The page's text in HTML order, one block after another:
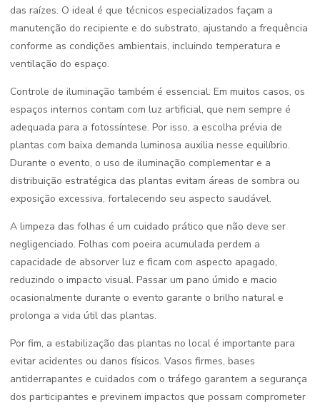
das raízes. O ideal é que técnicos especializados façam a
manutenção do recipiente e do substrato, ajustando a frequência
conforme as condições ambientais, incluindo temperatura e
ventilação do espaço.
Controle de iluminação também é essencial. Em muitos casos, os
espaços internos contam com luz artificial, que nem sempre é
adequada para a fotossíntese. Por isso, a escolha prévia de
plantas com baixa demanda luminosa auxilia nesse equilíbrio.
Durante o evento, o uso de iluminação complementar e a
distribuição estratégica das plantas evitam áreas de sombra ou
exposição excessiva, fortalecendo seu aspecto saudável.
A limpeza das folhas é um cuidado prático que não deve ser
negligenciado. Folhas com poeira acumulada perdem a
capacidade de absorver luz e ficam com aspecto apagado,
reduzindo o impacto visual. Passar um pano úmido e macio
ocasionalmente durante o evento garante o brilho natural e
prolonga a vida útil das plantas.
Por fim, a estabilização das plantas no local é importante para
evitar acidentes ou danos físicos. Vasos firmes, bases
antiderrapantes e cuidados com o tráfego garantem a segurança
dos participantes e previnem impactos que possam comprometer